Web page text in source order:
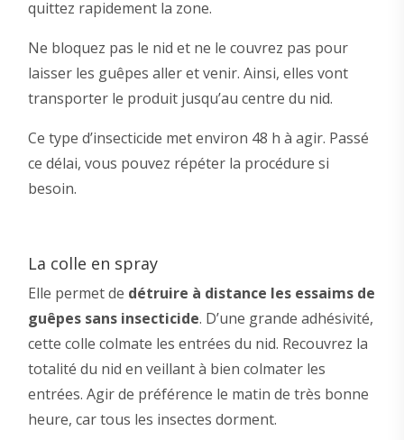
quittez rapidement la zone.
Ne bloquez pas le nid et ne le couvrez pas pour
laisser les guêpes aller et venir. Ainsi, elles vont
transporter le produit jusqu’au centre du nid.
Ce type d’insecticide met environ 48 h à agir. Passé
ce délai, vous pouvez répéter la procédure si
besoin.
La colle en spray
Elle permet de détruire à distance les essaims de
guêpes sans insecticide. D’une grande adhésivité,
cette colle colmate les entrées du nid. Recouvrez la
totalité du nid en veillant à bien colmater les
entrées. Agir de préférence le matin de très bonne
heure, car tous les insectes dorment.